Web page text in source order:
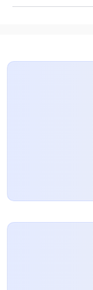
는 제가 멀리 있어